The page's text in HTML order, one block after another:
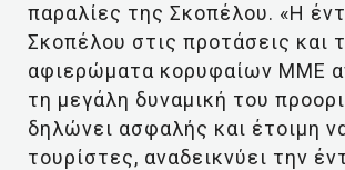
παραλίες της Σκοπέλου. «Η
Σκοπέλου στις προτάσεις και
αφιερώματα κορυφαίων ΜΜΕ
τη μεγάλη δυναμική του
δηλώνει ασφαλής και έτοιμη
τουρίστες, αναδεικνύει την